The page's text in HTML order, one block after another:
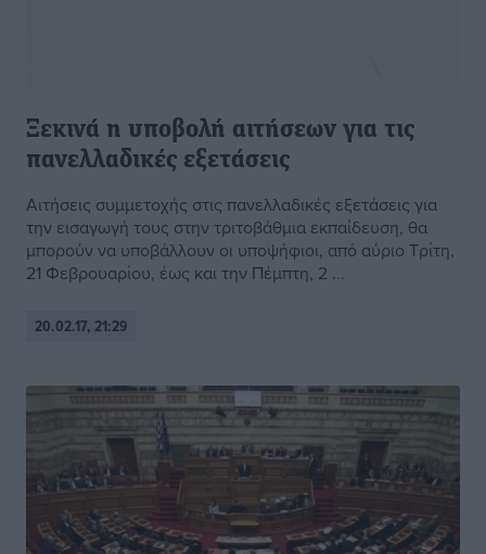
Ξεκινά η υποβολή αιτήσεων για τις
πανελλαδικές εξετάσεις
Αιτήσεις συμμετοχής στις πανελλαδικές εξετάσεις για
την εισαγωγή τους στην τριτοβάθμια εκπαίδευση, θα
μπορούν να υποβάλλουν οι υποψήφιοι, από αύριο Τρίτη,
21 Φεβρουαρίου, έως και την Πέμπτη, 2 ...
20.02.17, 21:29